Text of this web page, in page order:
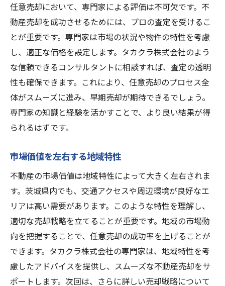
任意売却において、専門家による評価は不可欠です。不
動産売却を成功させるためには、プロの査定を受けるこ
とが重要です。専門家は市場の状況や物件の特性を考慮
し、適正な価格を設定します。タカクラ株式会社のよう
な信頼できるコンサルタントに相談すれば、査定の透明
性も確保できます。これにより、任意売却のプロセス全
体がスムーズに進み、早期売却が期待できるでしょう。
専門家の知識と経験を活かすことで、より良い結果が得
られるはずです。
市場価値を左右する地域特性
不動産の市場価値は地域特性によって大きく左右されま
す。茨城県内でも、交通アクセスや周辺環境が良好なエ
リアは高い需要があります。このような特性を理解し、
適切な売却戦略を立てることが重要です。地域の市場動
向を把握することで、任意売却の成功率を上げることが
できます。タカクラ株式会社の専門家は、地域特性を考
慮したアドバイスを提供し、スムーズな不動産売却をサ
ポートします。次回は、さらに詳しい売却戦略について